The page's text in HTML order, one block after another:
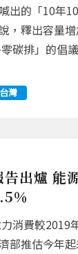
出的「10年
，釋出容量
碳排」的倡
灣
出爐 能
％
消費較2019
部推估今年